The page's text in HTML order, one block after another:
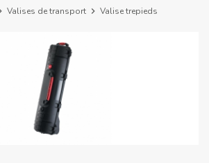
Valises de transport chevron_right Valise trepieds